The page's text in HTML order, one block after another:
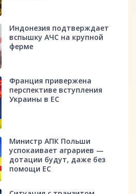
Индонезия подтверждает
вспышку АЧС на крупной
ферме
Франция привержена
перспективе вступления
Украины в ЕС
Министр АПК Польши
успокаивает аграриев —
дотации будут, даже без
помощи ЕС